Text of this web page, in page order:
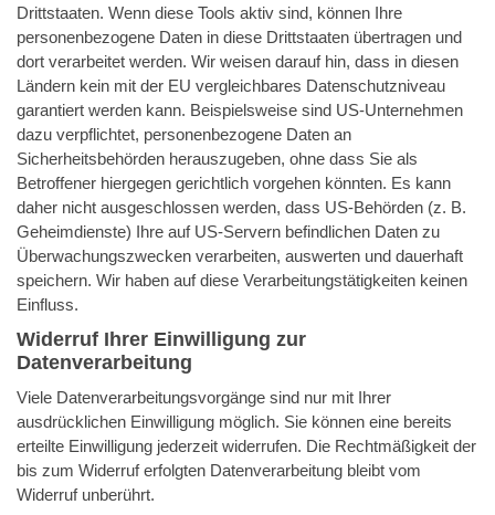
Drittstaaten. Wenn diese Tools aktiv sind, können Ihre
personenbezogene Daten in diese Drittstaaten übertragen und
dort verarbeitet werden. Wir weisen darauf hin, dass in diesen
Ländern kein mit der EU vergleichbares Datenschutzniveau
garantiert werden kann. Beispielsweise sind US-Unternehmen
dazu verpflichtet, personenbezogene Daten an
Sicherheitsbehörden herauszugeben, ohne dass Sie als
Betroffener hiergegen gerichtlich vorgehen könnten. Es kann
daher nicht ausgeschlossen werden, dass US-Behörden (z. B.
Geheimdienste) Ihre auf US-Servern befindlichen Daten zu
Überwachungszwecken verarbeiten, auswerten und dauerhaft
speichern. Wir haben auf diese Verarbeitungstätigkeiten keinen
Einfluss.
Widerruf Ihrer Einwilligung zur
Datenverarbeitung
Viele Datenverarbeitungsvorgänge sind nur mit Ihrer
ausdrücklichen Einwilligung möglich. Sie können eine bereits
erteilte Einwilligung jederzeit widerrufen. Die Rechtmäßigkeit der
bis zum Widerruf erfolgten Datenverarbeitung bleibt vom
Widerruf unberührt.